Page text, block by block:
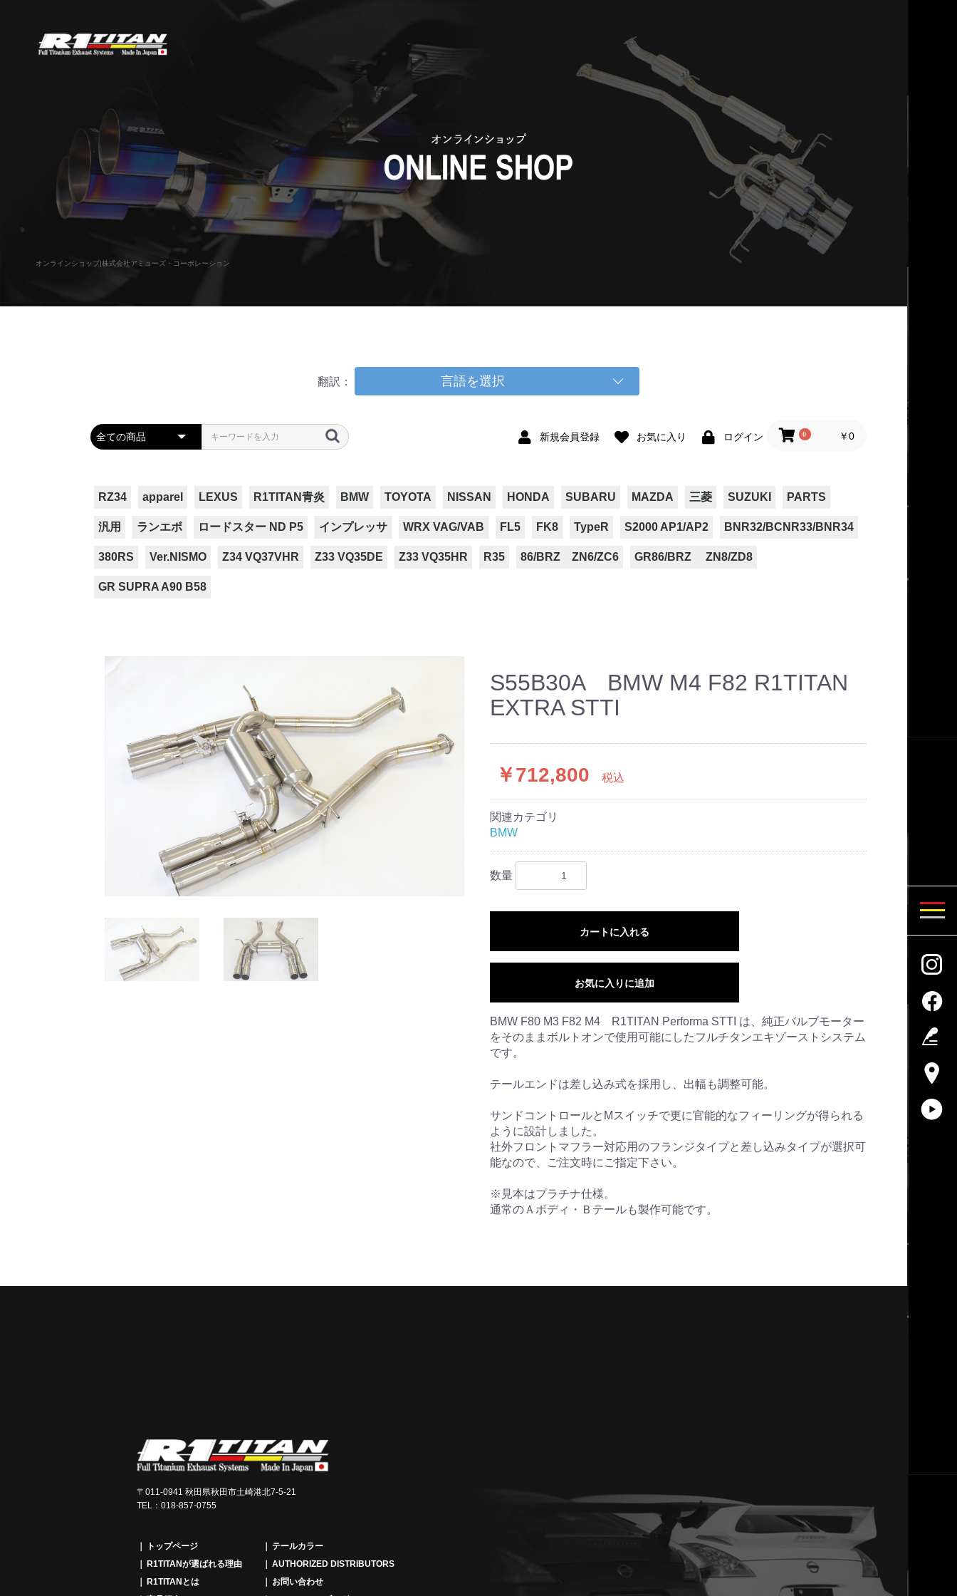
オンラインショップ|株式会社アミューズ・コーポレーション
翻訳： 言語を選択
新規会員登録 お気に入り ログイン 0 ￥0
RZ34 apparel LEXUS R1TITAN青炎 BMW TOYOTA NISSAN HONDA SUBARU MAZDA 三菱 SUZUKI PARTS
汎用 ランエボ ロードスター ND P5 インプレッサ WRX VAG/VAB FL5 FK8 TypeR S2000 AP1/AP2 BNR32/BCNR33/BNR34
380RS Ver.NISMO Z34 VQ37VHR Z33 VQ35DE Z33 VQ35HR R35 86/BRZ ZN6/ZC6 GR86/BRZ ZN8/ZD8
GR SUPRA A90 B58
S55B30A BMW M4 F82 R1TITAN
EXTRA STTI
￥712,800 税込
関連カテゴリ
BMW
数量
カートに入れる
お気に入りに追加
BMW F80 M3 F82 M4 R1TITAN Performa STTI は、純正バルブモーター
をそのままボルトオンで使用可能にしたフルチタンエキゾーストシステム
です。
テールエンドは差し込み式を採用し、出幅も調整可能。
サンドコントロールとMスイッチで更に官能的なフィーリングが得られる
ように設計しました。
社外フロントマフラー対応用のフランジタイプと差し込みタイプが選択可
能なので、ご注文時にご指定下さい。
※見本はプラチナ仕様。
通常のＡボディ・Ｂテールも製作可能です。
トップページ
R1TITANが選ばれる理由
R1TITANとは
テールカラー
AUTHORIZED DISTRIBUTORS
お問い合わせ
〒011-0941 秋田県秋田市土崎港北7-5-21
TEL：018-857-0755